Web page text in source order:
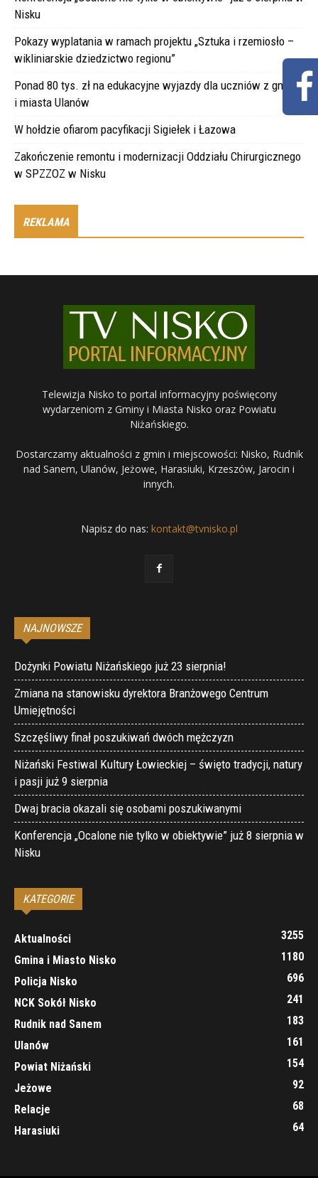
Nisku
Pokazy wyplatania w ramach projektu „Sztuka i rzemiosło –
wikliniarskie dziedzictwo regionu”
Ponad 80 tys. zł na edukacyjne wyjazdy dla uczniów z gminy
i miasta Ulanów
W hołdzie ofiarom pacyfikacji Sigiełek i Łazowa
Zakończenie remontu i modernizacji Oddziału Chirurgicznego
w SPZZOZ w Nisku
REKLAMA
Telewizja Nisko to portal informacyjny poświęcony
wydarzeniom z Gminy i Miasta Nisko oraz Powiatu
Niżańskiego.
Dostarczamy aktualności z gmin i miejscowości: Nisko, Rudnik
nad Sanem, Ulanów, Jeżowe, Harasiuki, Krzeszów, Jarocin i
innych.
Napisz do nas: kontakt@tvnisko.pl
NAJNOWSZE
Dożynki Powiatu Niżańskiego już 23 sierpnia!
Zmiana na stanowisku dyrektora Branżowego Centrum
Umiejętności
Szczęśliwy finał poszukiwań dwóch mężczyzn
Niżański Festiwal Kultury Łowieckiej – święto tradycji, natury
i pasji już 9 sierpnia
Dwaj bracia okazali się osobami poszukiwanymi
Konferencja „Ocalone nie tylko w obiektywie” już 8 sierpnia w
Nisku
KATEGORIE
Aktualności
3255
Gmina i Miasto Nisko
1180
Policja Nisko
696
NCK Sokół Nisko
241
Rudnik nad Sanem
183
Ulanów
161
Powiat Niżański
154
Jeżowe
92
Relacje
68
Harasiuki
64